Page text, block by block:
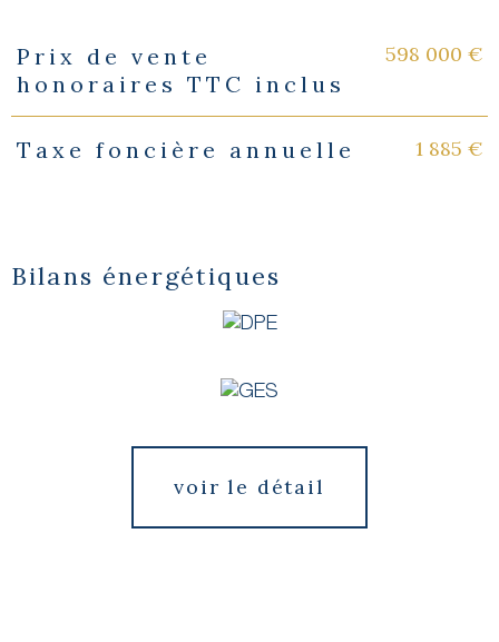
Caractéristiques Valeurs
Prix de vente
honoraires TTC inclus
598 000 €
Taxe foncière annuelle 1 885 €
Bilans énergétiques
voir le détail